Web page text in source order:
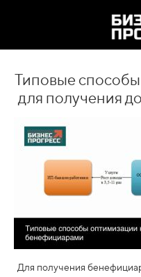
Типовые
для получения
Для получения